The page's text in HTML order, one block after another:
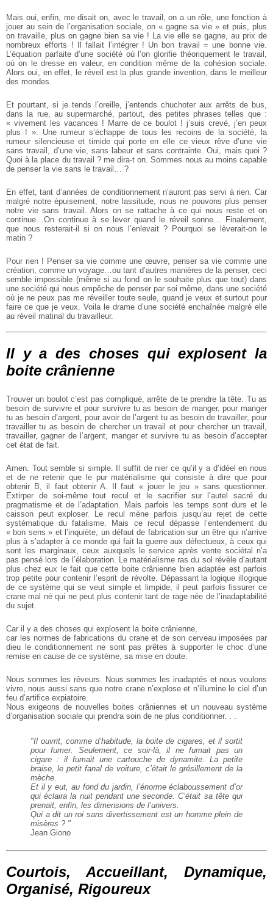
Mais oui, enfin, me disait on, avec le travail, on a un rôle, une fonction à
jouer au sein de l’organisation sociale, on « gagne sa vie » et puis, plus
on travaille, plus on gagne bien sa vie ! La vie elle se gagne, au prix de
nombreux efforts ! Il fallait l’intégrer ! Un bon travail = une bonne vie.
L’équation parfaite d’une société où l’on glorifie théoriquement le travail,
où on le dresse en valeur, en condition même de la cohésion sociale.
Alors oui, en effet, le réveil est la plus grande invention, dans le meilleur
des mondes.
Et pourtant, si je tends l’oreille, j’entends chuchoter aux arrêts de bus,
dans la rue, au supermarché, partout, des petites phrases telles que :
« vivement les vacances ! Marre de ce boulot ! j’suis crevé, j’en peux
plus ! ». Une rumeur s’échappe de tous les recoins de la société, la
rumeur silencieuse et timide qui porte en elle ce vieux rêve d’une vie
sans travail, d’une vie, sans labeur et sans contrainte. Oui, mais quoi ?
Quoi à la place du travail ? me dira-t on. Sommes nous au moins capable
de penser la vie sans le travail… ?
En effet, tant d’années de conditionnement n’auront pas servi à rien. Car
malgré notre épuisement, notre lassitude, nous ne pouvons plus penser
notre vie sans travail. Alors on se rattache à ce qui nous reste et on
continue…On continue à se lever quand le réveil sonne…
Finalement,
que nous resterait-il si on nous l’enlevait ? Pourquoi se lèverait-on le
matin ?
Pour rien ! Penser sa vie comme une œuvre, penser sa vie comme une
création, comme un voyage…ou tant d’autres manières de la penser, ceci
semble impossible (même si au fond on le souhaite plus que tout) dans
une société qui nous empêche de penser par soi même, dans une société
où je ne peux pas me réveiller toute seule, quand je veux et surtout pour
faire ce que je veux. Voila le drame d’une société enchaînée malgré elle
au réveil matinal du travailleur.
Il y a des choses qui explosent la
boite crânienne
Trouver un boulot c’est pas compliqué, arrête de te prendre la tête. Tu as
besoin de survivre et pour survivre tu as besoin de manger, pour manger
tu as besoin d’argent, pour avoir de l’argent tu as besoin de travailler, pour
travailler tu as besoin de chercher un travail et pour chercher un travail,
travailler, gagner de l’argent, manger et survivre tu as besoin d’accepter
cet état de fait.
Amen. Tout semble si simple. Il suffit de nier ce qu’il y a d’idéel en nous
et de ne retenir que le pur matérialisme qui consiste à dire que pour
obtenir B, il faut obtenir A. Il faut « jouer le jeu » sans questionner.
Extirper de soi-même tout recul et le sacrifier sur l’autel sacré du
pragmatisme et de l’adaptation. Mais parfois les temps sont durs et le
caisson peut exploser. Le recul mène parfois jusqu’au rejet de cette
systématique du fatalisme. Mais ce recul dépasse l’entendement du
« bon sens » et l’inquiète, un défaut de fabrication sur un être qui n’arrive
plus à s’adapter à ce monde qui fait la guerre aux défectueux, à ceux qui
sont les marginaux, ceux auxquels le service après vente sociétal n’a
pas pensé lors de l’élaboration. Le matérialisme ras du sol révèle d’autant
plus chez eux le fait que cette boite crânienne bien adaptée est parfois
trop petite pour contenir l’esprit de révolte. Dépassant la logique illogique
de ce système qui se veut simple et limpide, il peut parfois fissurer ce
crane mal né qui ne peut plus contenir tant de rage née de l’inadaptabilité
du sujet.
Car il y a des choses qui explosent la boite crânienne,
car les normes de fabrications du crane et de son cerveau imposées par
dieu le conditionnement ne sont pas prêtes à supporter le choc d’une
remise en cause de ce système, sa mise en doute.
Nous sommes les rêveurs. Nous sommes les inadaptés et nous voulons
vivre, nous aussi sans que notre crane n’explose et n’illumine le ciel d’un
feu d’artifice expiatoire.
Nous exigeons de nouvelles boites crâniennes et un nouveau système
d’organisation sociale qui prendra soin de ne plus conditionner. . .
"Il ouvrit, comme d’habitude, la boite de cigares, et il sortit
pour fumer. Seulement, ce soir-là, il ne fumait pas un
cigare : il fumait une cartouche de dynamite. La petite
braise, le petit fanal de voiture, c’était le grésillement de la
mèche.
Et il y eut, au fond du jardin, l’énorme éclaboussement d’or
qui éclaira la nuit pendant une seconde. C’était sa tête qui
prenait, enfin, les dimensions de l’univers.
Qui a dit un roi sans divertissement est un homme plein de
misères ? "
Jean Giono
Courtois, Accueillant, Dynamique,
Organisé, Rigoureux